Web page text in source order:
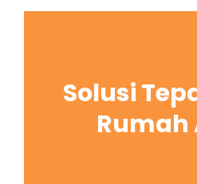
Solusi
Rumah